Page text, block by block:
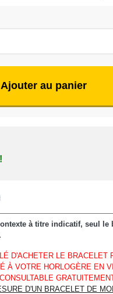
Ajouter au panier
à titre indicatif, seul le
D'ACHETER LE BRACELET
À VOTRE HORLOGÈRE EN
D'UN BRACELET DE